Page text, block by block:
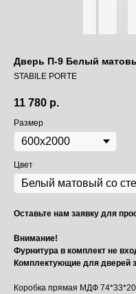
Дверь П-9 Белый
STABILE PORTE
11 780 р.
Размер
Цвет
Оставьте нам заявку для
Внимание!
Фурнитура в комплект не
Комплектующие для дверей
Коробка прямая МДФ